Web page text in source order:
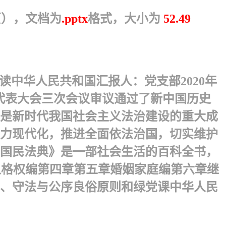
，文档为.pptx格式，大小为 52.49
中华人民共和国汇报人：党支部 2020年
大会三次会议审议通过了新中国历史
新时代我国社会主义法治建设的重大成
现代化，推进全面依法治国，切实维护
民法典》是一部社会生活的百科全书，
权编第四章第五章婚姻家庭编第六章继
守法与公序良俗原则和绿党课中华人民